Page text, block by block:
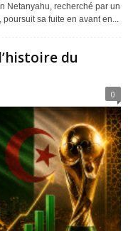
Netanyahu, recherché par un
sa fuite en avant en...
du
0